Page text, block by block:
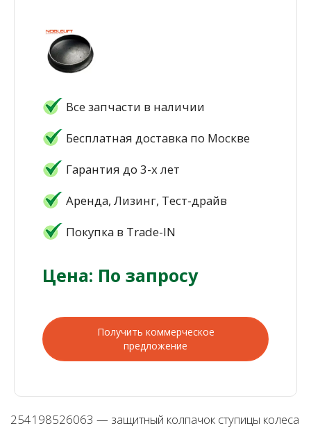
Все запчасти в наличии
Бесплатная доставка по Москве
Гарантия до 3-х лет
Аренда, Лизинг, Тест-драйв
Покупка в Trade-IN
Цена: По запросу
Получить коммерческое
предложение
254198526063 — защитный колпачок ступицы колеса